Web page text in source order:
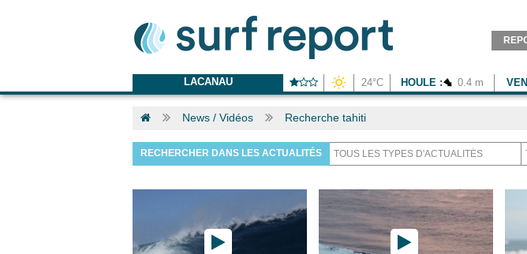
LACANAU 24°C HOULE : 0.4 m
News / Vidéos Recherche tahiti
RECHERCHER DANS LES ACTUALITÉS